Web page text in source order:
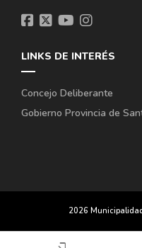
LINKS DE INTERÉS
Concejo Deliberante
Gobierno Provincia de
2026